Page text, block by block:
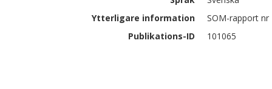
Ytterligare information
SOM-rapport nr
Publikations-ID
101065